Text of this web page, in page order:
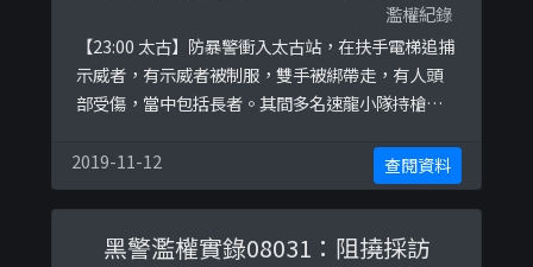
濫權紀錄
【23:00 太古】防暴警衝入太古站，在扶手電梯追捕
示威者，有示威者被制服，雙手被綁帶走，有人頭
部受傷，當中包括長者。其間多名速龍小隊持槍在
者瘋狂掃射，更有示威者被制服地上仍被警員亂棍
毆打，甚至用腳狂踢頭部，更有警員將示威者推落
扶手電梯。（林幸泉攝）
2019-11-12 查閱資料
黑警濫權實錄08031：阻撓採訪